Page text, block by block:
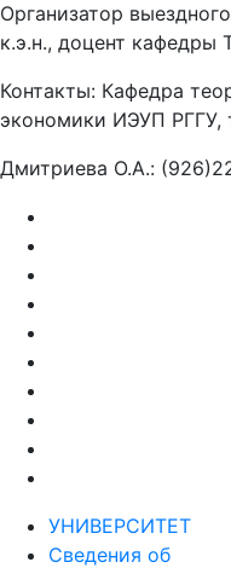
Организатор
к.э.н., доцент кафедры
Контакты: Кафедра
экономики ИЭУП РГГУ,
Дмитриева О.А.:
УНИВЕРСИТЕТ
Сведения об